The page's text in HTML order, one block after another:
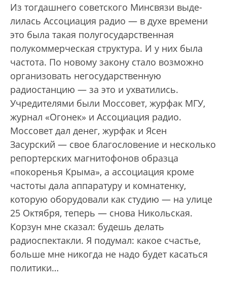
Из тогдашнего советского Минсвязи выде­
лилась Ассоциация радио — в духе времени
это была такая полугосударственная
полукоммерческая структура. И у них была
частота. По новому закону стало возможно
организовать негосударственную
радиостанцию — за это и ухватились.
Учредителями были Моссовет, журфак МГУ,
журнал «Огонек» и Ассоциация радио.
Моссовет дал денег, журфак и Ясен
Засурский — свое благословение и несколько
репортерских магнитофонов образца
«покоренья Крыма», а ассоциация кроме
частоты дала аппаратуру и комнатенку,
которую оборудовали как студию — на улице
25 Октября, теперь — снова Никольская.
Корзун мне сказал: будешь делать
радиоспектакли. Я подумал: какое счастье,
больше мне никогда не надо будет касаться
политики…